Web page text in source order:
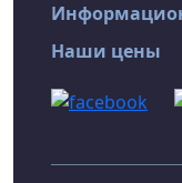
Наши цены